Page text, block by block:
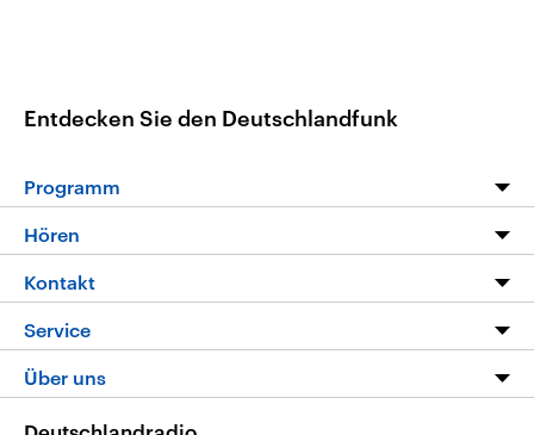
Entdecken Sie den Deutschlandfunk
Programm
Programm
Die Nachrichten
Nachrichtenleicht
Neue Beiträge auf dlf.de
Hören
Livestream
Podcasts
Deutschlandfunk App
Nachrichten App
Kontakt
Hörerservice
Service
FAQ
Über uns